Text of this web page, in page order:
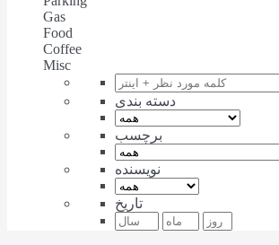
Gas
Food
Coffee
Misc
دسته بندی
برچسب
نویسنده
تاریخ